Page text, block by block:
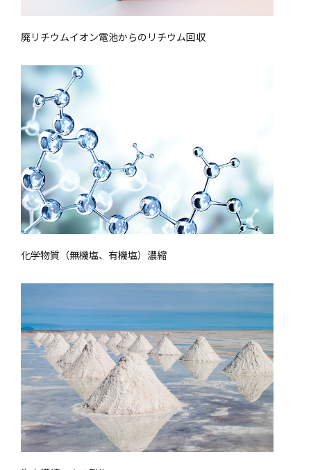
廃リチウムイオン電池からのリチウム回収
化学物質（無機塩、有機塩）濃縮